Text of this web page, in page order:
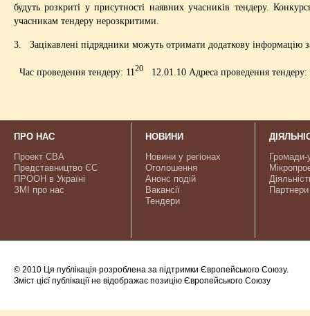
будуть розкриті у присутності наявних учасників тендеру.
учасникам тендеру нерозкритими.
3. Зацікавлені підрядники можуть отримати додаткову
Час проведення тендеру: 1120 12.01.10 Адреса проведення
ПРО НАС
Проект CBA
Представництво ЄС
ПРООН в Україні
ЗМІ про нас
НОВИНИ
Новини у регіонах
Оголошення
Анонс подій
Вакансії
Тендери
Громади-
Партнери
© 2010 Ця публікація розроблена за підтримки Європейського Союзу.
Зміст цієї публікації не відображає позицію Європейського Союзу